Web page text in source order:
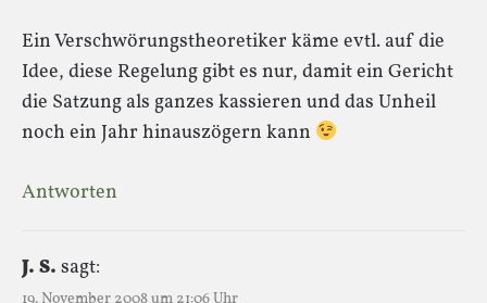
Ein Verschwörungstheoretiker käme evtl. auf die
Idee, diese Regelung gibt es nur, damit ein Gericht
die Satzung als ganzes kassieren und das Unheil
noch ein Jahr hinauszögern kann
Antworten
J. S. sagt: